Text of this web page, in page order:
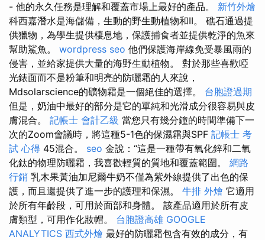
- 他的永久任務是理解和覆蓋市場上最好的產品。 新竹外燴
科西嘉潛水是海儲備，生動的野生動植物和II。 礁石通過提
供獵物，為學生提供棲息地，保護捕食者並提供乾淨的魚來
幫助鯊魚。 wordpress seo 他們保護海岸線免受暴風雨的
侵害，並給家提供大量的海野生動植物。 對於那些喜歡啞
光錶面而不是粉筆和明亮的防曬霜的人來說，
Mdsolarscience的礦物霜是一個絕佳的選擇。 台胞證過期
但是，奶油中最好的部分是它的單純和光滑成分很容易與皮
膚混合。 記帳士 會計乙級 當您只有幾分鐘的時間準備下一
次的Zoom會議時，將這種5-1色的保濕霜與SPF 記帳士 考
試 心得 45混合。 seo 金說：“這是一種帶有氧化鋅和二氧
化鈦的物理防曬霜，我喜歡輕質的質地和覆蓋範圍。 網路
行銷 乳木果黃油加尼爾牛奶不僅為紫外線提供了出色的保
護，而且還提供了進一步的護理和保濕。 牛排 外燴 它適用
於所有年齡段，可用於面部和身體。 該產品適用於所有皮
膚類型，可用作化妝帽。 台胞證高雄 GOOGLE
ANALYTICS 西式外燴 最好的防曬霜包含有效的成分，有